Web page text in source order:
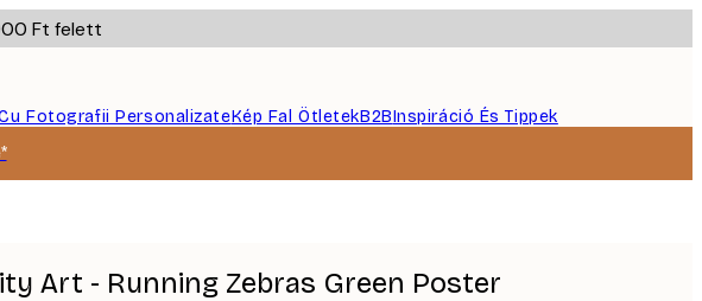
Ft felett
Fotografii PersonalizateKép Fal ÖtletekB2BInspiráció És Tippek
Art - Running Zebras Green Poster